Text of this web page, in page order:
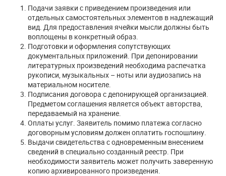
Подачи заявки с приведением произведения или
отдельных самостоятельных элементов в надлежащий
вид. Для предоставления ячейки мысли должны быть
воплощены в конкретный образ.
Подготовки и оформления сопутствующих
документальных приложений. При депонировании
литературных произведений необходима распечатка
рукописи, музыкальных – ноты или аудиозапись на
материальном носителе.
Подписания договора с депонирующей организацией.
Предметом соглашения является объект авторства,
передаваемый на хранение.
Оплаты услуг. Заявитель помимо платежа согласно
договорным условиям должен оплатить госпошлину.
Выдачи свидетельства с одновременным внесением
сведений в специально созданный реестр. При
необходимости заявитель может получить заверенную
копию архивированного произведения.